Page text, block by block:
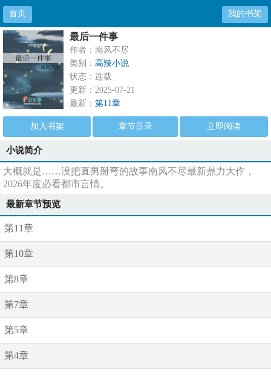
首页 我的书架
最后一件事
作者：南风不尽
类别： 高辣小说
状态：连载
更新：2025-07-21
最新： 第11章
加入书架 章节目录 立即阅读
小说简介
大概就是……没把直男掰弯的故事南风不尽最新鼎力大作，
2026年度必看都市言情。
最新章节预览
第11章
第10章
第8章
第7章
第5章
第4章